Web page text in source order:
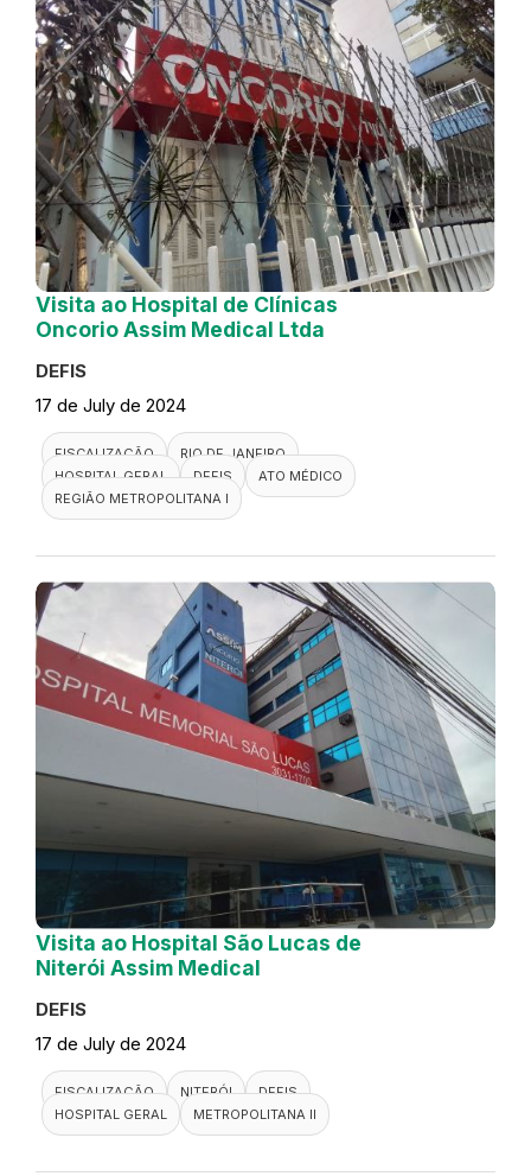
Visita ao Hospital de Clínicas
Oncorio Assim Medical Ltda
DEFIS
17 de July de 2024
FISCALIZAÇÃO
RIO DE JANEIRO
HOSPITAL GERAL
DEFIS
ATO MÉDICO
REGIÃO METROPOLITANA I
Visita ao Hospital São Lucas de
Niterói Assim Medical
DEFIS
17 de July de 2024
FISCALIZAÇÃO NITERÓI
DEFIS
HOSPITAL GERAL
METROPOLITANA II